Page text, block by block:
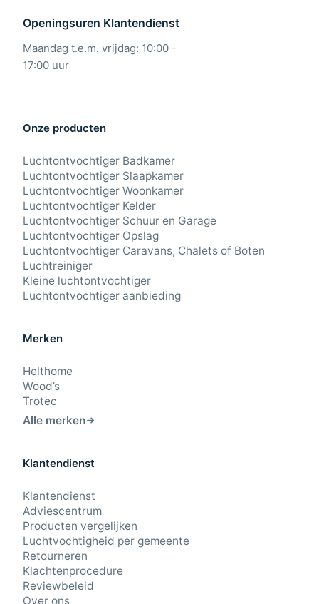
Openingsuren Klantendienst
Maandag t.e.m. vrijdag: 10:00 -
17:00 uur
Onze producten
Luchtontvochtiger Badkamer
Luchtontvochtiger Slaapkamer
Luchtontvochtiger Woonkamer
Luchtontvochtiger Kelder
Luchtontvochtiger Schuur en Garage
Luchtontvochtiger Opslag
Luchtontvochtiger Caravans, Chalets of Boten
Luchtreiniger
Kleine luchtontvochtiger
Luchtontvochtiger aanbieding
Merken
Helthome
Wood’s
Trotec
Alle merken
Klantendienst
Klantendienst
Adviescentrum
Producten vergelijken
Luchtvochtigheid per gemeente
Retourneren
Klachtenprocedure
Reviewbeleid
Over ons
9,4/10
Beoordeling: Uitstekend
43 beoordelingen
Hij maakt weinig geluid, doet wat hij moet doen en doet dat
relatief snel.